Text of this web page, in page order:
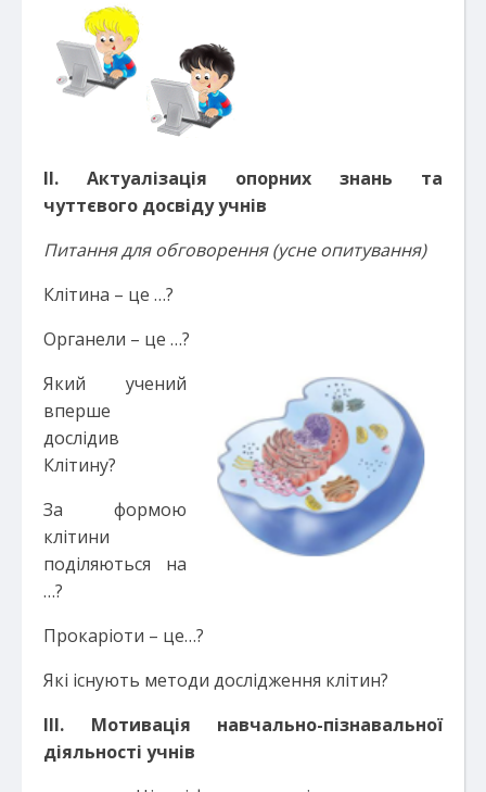
ІІ. Актуалізація опорних знань та
чуттєвого досвіду учнів
Питання для обговорення (усне опитування)
Клітина – це …?
Органели – це …?
Який учений
вперше
дослідив
Клітину?
За формою
клітини
поділяються на
…?
Прокаріоти – це…?
Які існують методи дослідження клітин?
ІІІ. Мотивація навчально-пізнавальної
діяльності учнів